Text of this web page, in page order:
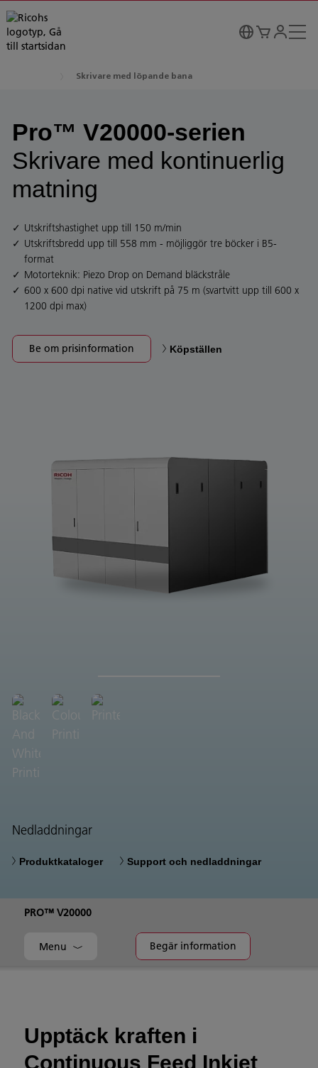
Skrivare med löpande bana
Pro™ V20000-serien
Skrivare med kontinuerlig
matning
Utskriftshastighet upp till 150 m/min
Utskriftsbredd upp till 558 mm - möjliggör tre böcker i B5-
format
Motorteknik: Piezo Drop on Demand bläckstråle
600 x 600 dpi native vid utskrift på 75 m (svartvitt upp till 600 x
1200 dpi max)
Be om prisinformation Köpställen
Nedladdningar
Produktkataloger Support och nedladdningar
PRO™ V20000
Menu Begär information
Upptäck kraften i
Continuous Feed Inkjet